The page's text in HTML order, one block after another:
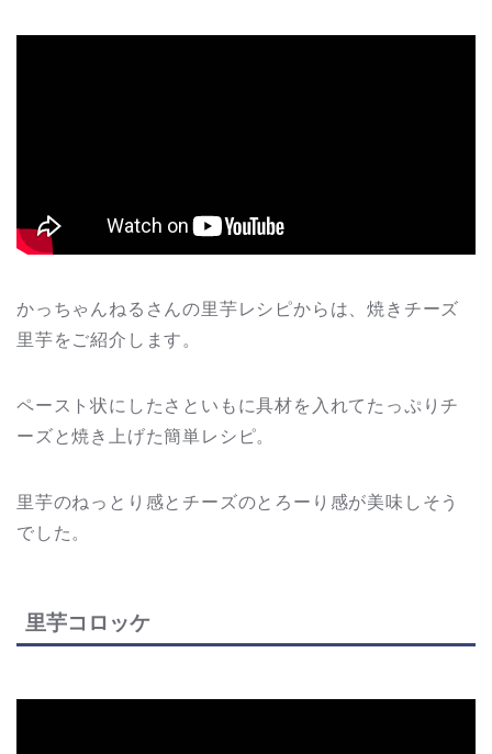
かっちゃんねるさんの里芋レシピからは、焼きチーズ
里芋をご紹介します。
ペースト状にしたさといもに具材を入れてたっぷりチ
ーズと焼き上げた簡単レシピ。
里芋のねっとり感とチーズのとろーり感が美味しそう
でした。
里芋コロッケ